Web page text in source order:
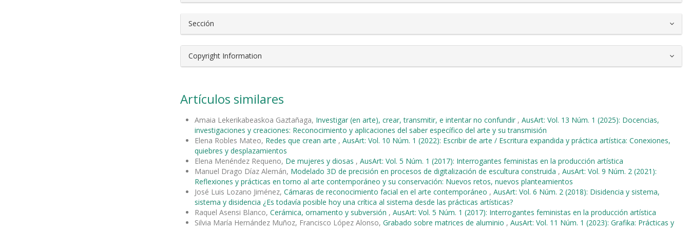
Sección
Copyright Information
Artículos similares
Amaia Lekerikabeaskoa Gaztañaga, Investigar (en arte), crear, transmitir, e intentar no confundir , AusArt: Vol. 13 Núm. 1 (2025): Docencias,
investigaciones y creaciones: Reconocimiento y aplicaciones del saber específico del arte y su transmisión
Elena Robles Mateo, Redes que crean arte , AusArt: Vol. 10 Núm. 1 (2022): Escribir de arte / Escritura expandida y práctica artística: Conexiones,
quiebres y desplazamientos
Elena Menéndez Requeno, De mujeres y diosas , AusArt: Vol. 5 Núm. 1 (2017): Interrogantes feministas en la producción artística
Manuel Drago Díaz Alemán, Modelado 3D de precisión en procesos de digitalización de escultura construida , AusArt: Vol. 9 Núm. 2 (2021):
Reflexiones y prácticas en torno al arte contemporáneo y su conservación: Nuevos retos, nuevos planteamientos
José Luis Lozano Jiménez, Cámaras de reconocimiento facial en el arte contemporáneo , AusArt: Vol. 6 Núm. 2 (2018): Disidencia y sistema,
sistema y disidencia ¿Es todavía posible hoy una crítica al sistema desde las prácticas artísticas?
Raquel Asensi Blanco, Cerámica, ornamento y subversión , AusArt: Vol. 5 Núm. 1 (2017): Interrogantes feministas en la producción artística
Silvia María Hernández Muñoz, Francisco López Alonso, Grabado sobre matrices de aluminio , AusArt: Vol. 11 Núm. 1 (2023): Grafika: Prácticas y